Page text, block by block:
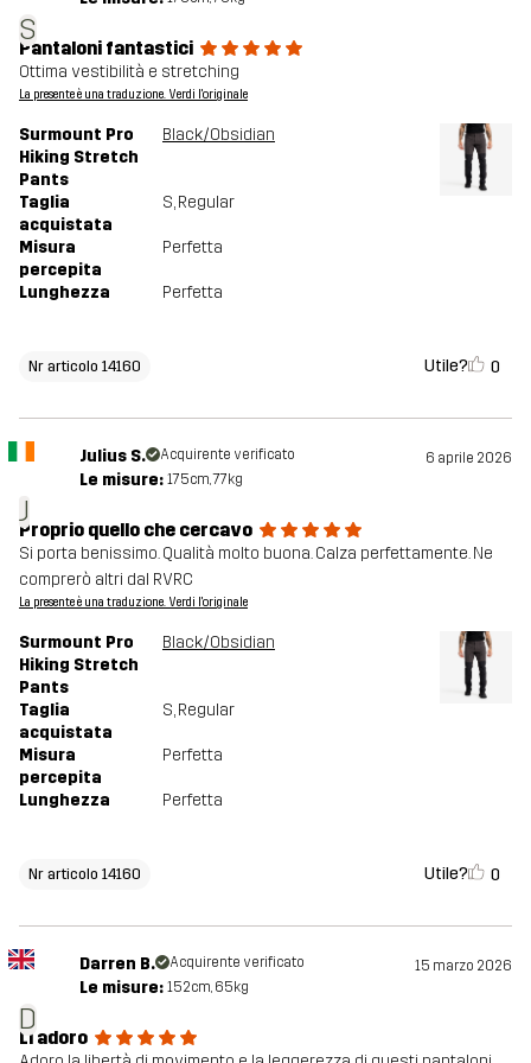
S
Pantaloni fantastici
Ottima vestibilità e stretching
La presente è una traduzione. Verdi l'originale
Surmount Pro
Hiking Stretch
Pants
Black/Obsidian
Taglia
acquistata
S, Regular
Misura
percepita
Perfetta
Lunghezza Perfetta
Nr articolo 14160 Utile? 0
J
Julius S. Acquirente verificato 6 aprile 2026
Le misure: 175cm, 77kg
Proprio quello che cercavo
Si porta benissimo. Qualità molto buona. Calza perfettamente. Ne
comprerò altri dal RVRC
La presente è una traduzione. Verdi l'originale
Surmount Pro
Hiking Stretch
Pants
Black/Obsidian
Taglia
acquistata
S, Regular
Misura
percepita
Perfetta
Lunghezza Perfetta
Nr articolo 14160 Utile? 0
D
Darren B. Acquirente verificato 15 marzo 2026
Le misure: 152cm, 65kg
Li adoro